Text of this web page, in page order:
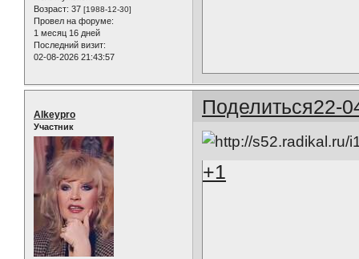
Возраст: 37 [1988-12-30]
Провел на форуме:
1 месяц 16 дней
Последний визит:
02-08-2026 21:43:57
Поделиться22-
Alkeypro
Участник
+1